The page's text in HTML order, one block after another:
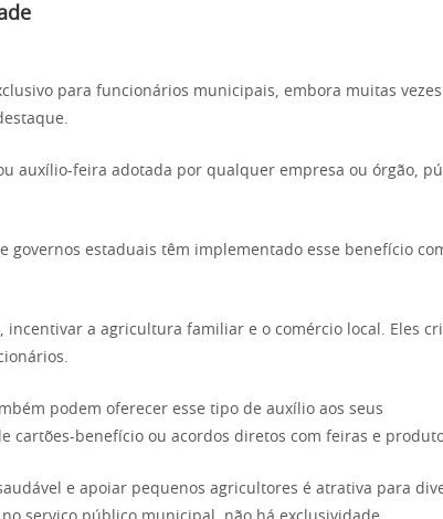
para funcionários municipais, embora muitas vezes
auxílio-feira adotada por qualquer empresa ou órgão,
governos estaduais têm implementado esse benefício
incentivar a agricultura familiar e o comércio local. Eles
podem oferecer esse tipo de auxílio aos seus
cartões-benefício ou acordos diretos com feiras e
e apoiar pequenos agricultores é atrativa para